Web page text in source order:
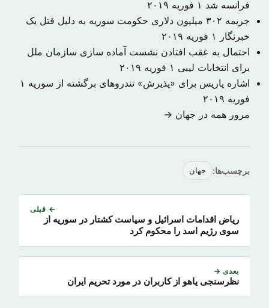
فرانسه شد ۱ فوریه ۲۰۱۹
جریمه ۳۰۲ میلیون دلاری حکومت سوریه به دلیل قتل یک
خبرنگار
۱ فوریه ۲۰۱۹
احتمال به عقب افتادن نشست آماده سازی سازمان ملل
برای انتخابات لیبی ۱ فوریه ۲۰۱۹
اشاره پاریس برای «پذیرش» تندروهای برگشته از سوریه ۱
فوریه ۲۰۱۹
مرور همه در جهان →
برچسب‌ها: جهان
← قبلی
ریاض اقدامات اسرائیل و سیاست کشتار در سوریه از
سوی رژیم اسد را محکوم کرد
بعدی →
نظرسنجی یاهو از کاربران در مورد تحریم ایران